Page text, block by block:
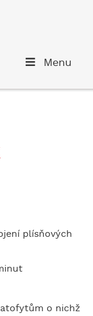
Menu
plísňových
o nichž